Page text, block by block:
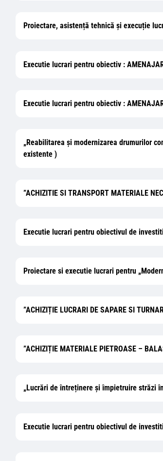
Proiectare, asistență tehnică și execuție
Executie lucrari pentru obiectiv :
Executie lucrari pentru obiectiv :
„Reabilitarea și modernizarea drumurilor
existente )
”ACHIZITIE SI TRANSPORT MATERIALE
Executie lucrari pentru obiectivul de
Proiectare si executie lucrari pentru
”ACHIZIȚIE LUCRARI DE SAPARE SI
”ACHIZIȚIE MATERIALE PIETROASE –
„Lucrări de întreținere și împietruire străzi
Executie lucrari pentru obiectivul de